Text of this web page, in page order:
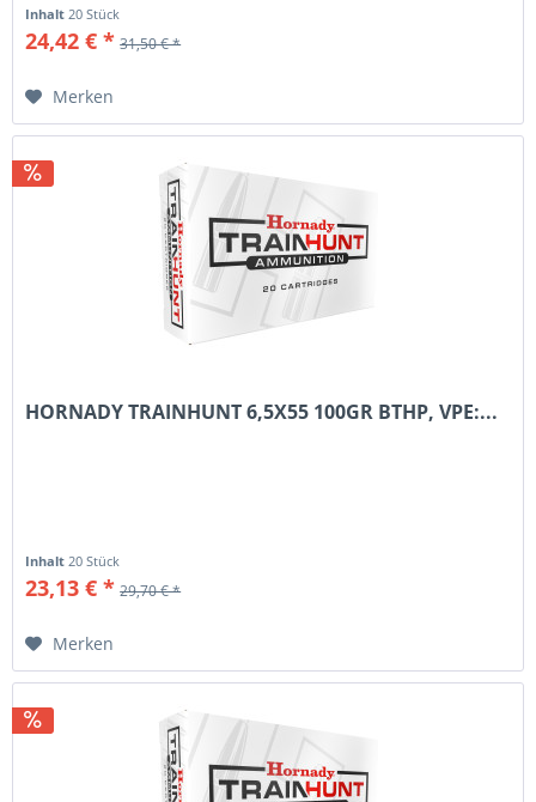
Inhalt20 Stück
24,42 € * 31,50 € *
Merken
HORNADY TRAINHUNT 6,5X55 100GR BTHP, VPE:...
Inhalt 20 Stück
23,13 € * 29,70 € *
Merken